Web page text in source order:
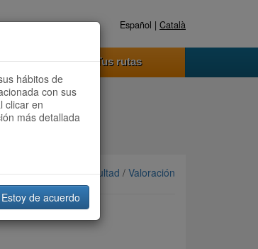
Registrate ahora Español | Català
Tus rutas
Más recientes /Dificultad / Valoración
hábitos de
con sus
clicar en
más detallada
Estoy de acuerdo